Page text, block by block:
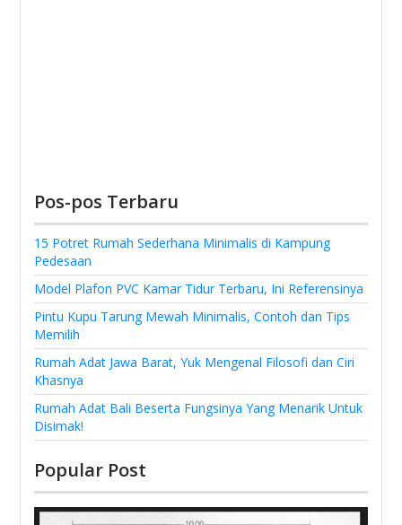
Pos-pos Terbaru
15 Potret Rumah Sederhana Minimalis di Kampung
Pedesaan
Model Plafon PVC Kamar Tidur Terbaru, Ini Referensinya
Pintu Kupu Tarung Mewah Minimalis, Contoh dan Tips
Memilih
Rumah Adat Jawa Barat, Yuk Mengenal Filosofi dan Ciri
Khasnya
Rumah Adat Bali Beserta Fungsinya Yang Menarik Untuk
Disimak!
Popular Post